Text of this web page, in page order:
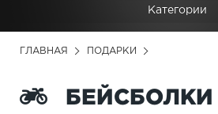
Категории
ГЛАВНАЯ ПОДАРКИ